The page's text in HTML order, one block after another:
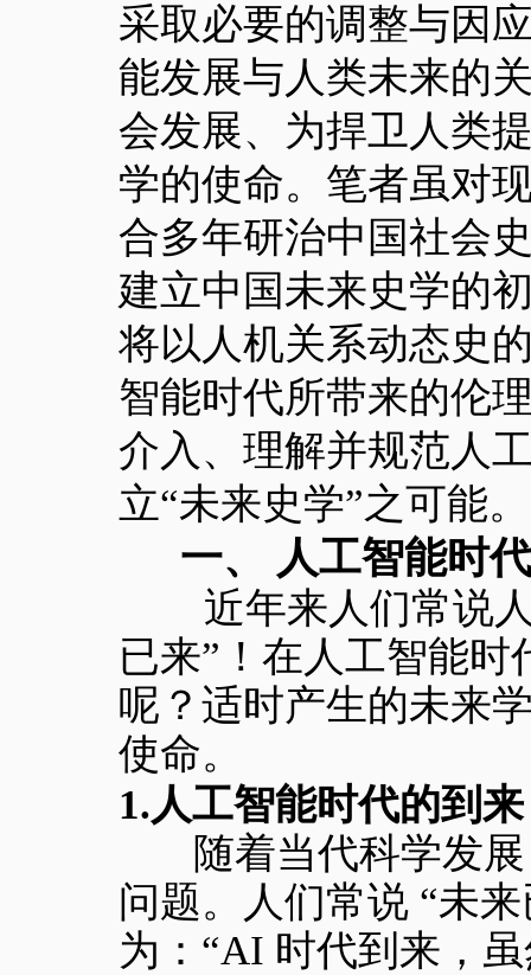
采取必要的调整与因
能发展与人类未来的
会发展、为捍卫人类
学的使命。笔者虽对
合多年研治中国社会
建立中国未来史学的
将以人机关系动态史
智能时代所带来的伦
介入、理解并规范人
立“未来史学”之可能。
一、 人工智能时
近年来人们常说
已来”！在人工智能
呢？适时产生的未来
使命。
1.人工智能时代的到来
随着当代科学发
问题。人们常说 “未
为：“AI 时代到来，